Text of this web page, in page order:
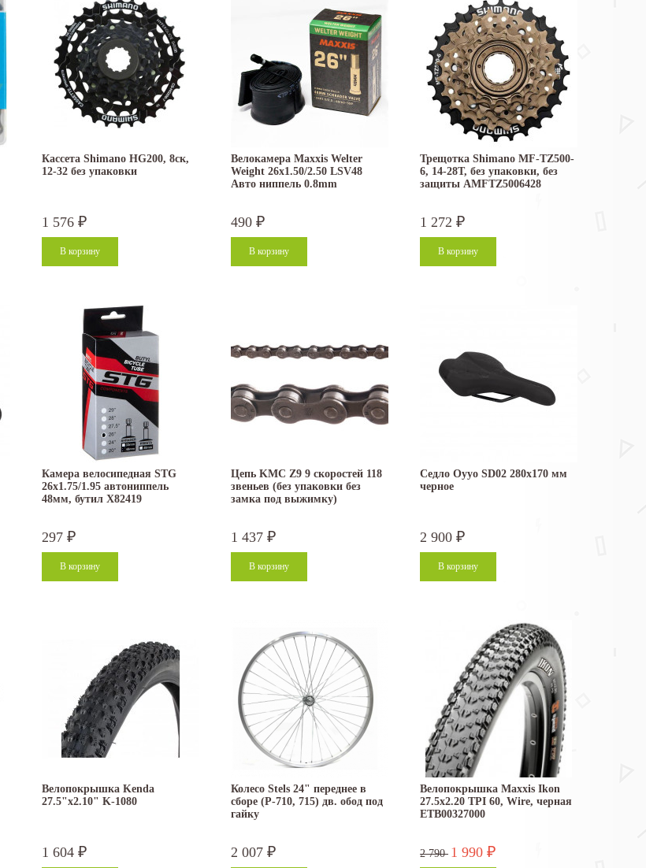
Кассета Shimano HG200, 8ск,
12-32 без упаковки
1 576 ₽
Велокамера Maxxis Welter
Weight 26x1.50/2.50 LSV48
Авто ниппель 0.8mm
490 ₽
Трещотка Shimano MF-TZ500-
6, 14-28T, без упаковки, без
защиты AMFTZ5006428
1 272 ₽
Камера велосипедная STG
26x1.75/1.95 автониппель
48мм, бутил Х82419
297 ₽
Цепь KMC Z9 9 скоростей 118
звеньев (без упаковки без
замка под выжимку)
1 437 ₽
Седло Oyyo SD02 280x170 мм
черное
2 900 ₽
Велопокрышка Kenda
27.5"x2.10" K-1080
1 604 ₽
Колесо Stels 24" переднее в
сборе (P-710, 715) дв. обод под
гайку
2 007 ₽
Велопокрышка Maxxis Ikon
27.5x2.20 TPI 60, Wire, черная
ETB00327000
2 790 1 990 ₽